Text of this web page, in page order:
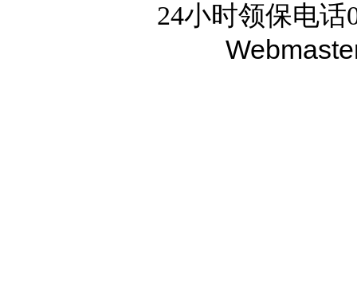
24小时领保电话